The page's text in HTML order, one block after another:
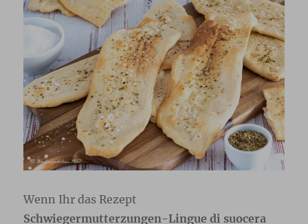
Wenn Ihr das Rezept
Schwiegermutterzungen-Lingue di suocera